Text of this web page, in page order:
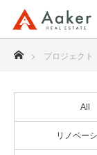
プロジェクト
All
リノベー